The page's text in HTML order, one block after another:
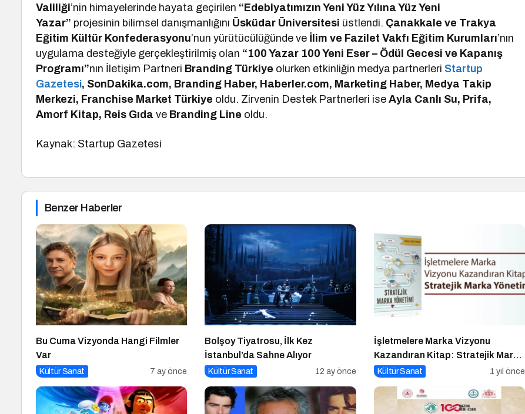
Valiliği’nin himayelerinde hayata geçirilen “Edebiyatımızın Yeni Yüz Yılına Yüz Yeni
Yazar” projesinin bilimsel danışmanlığını Üsküdar Üniversitesi üstlendi. Çanakkale ve Trakya
Eğitim Kültür Konfederasyonu’nun yürütücülüğünde ve İlim ve Fazilet Vakfı Eğitim Kurumları’nın
uygulama desteğiyle gerçekleştirilmiş olan “100 Yazar 100 Yeni Eser – Ödül Gecesi ve Kapanış
Programı”nın İletişim Partneri Branding Türkiye olurken etkinliğin medya partnerleri Startup
Gazetesi, SonDakika.com, Branding Haber, Haberler.com, Marketing Haber, Medya Takip
Merkezi, Franchise Market Türkiye oldu. Zirvenin Destek Partnerleri iseAyla Canlı Su, Prifa,
Amorf Kitap, Reis Gıda ve Branding Line oldu.
Kaynak: Startup Gazetesi
Benzer Haberler
Bu Cuma Vizyonda Hangi Filmler
Var
Kültür Sanat 7 ay önce
Bolşoy Tiyatrosu, İlk Kez
İstanbul’da Sahne Alıyor
Kültür Sanat 12 ay önce
İşletmelere Marka Vizyonu
Kazandıran Kitap: Stratejik Marka
Yönetimi
Kültür Sanat 1 yıl önce